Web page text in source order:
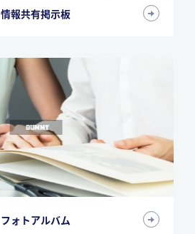
情報共有掲示板
フォトアルバム